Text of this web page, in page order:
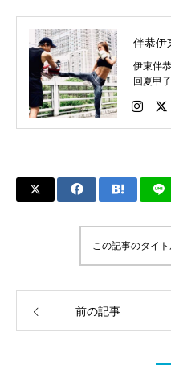
伴恭伊
伊東伴
回夏甲
パーラ
WMCラ
この記事のタイ
前の記事